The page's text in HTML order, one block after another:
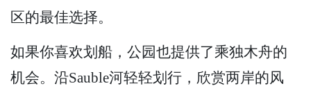
区的最佳选择。
如果你喜欢划船，公园也提供了乘独木舟的
机会。沿Sauble河轻轻划行，欣赏两岸的风